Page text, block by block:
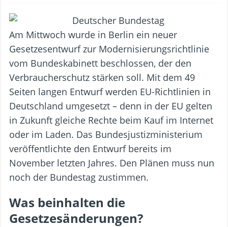
Am Mittwoch wurde in Berlin ein neuer
Gesetzesentwurf zur Modernisierungsrichtlinie
vom Bundeskabinett beschlossen, der den
Verbraucherschutz stärken soll. Mit dem 49
Seiten langen Entwurf werden EU-Richtlinien in
Deutschland umgesetzt – denn in der EU gelten
in Zukunft gleiche Rechte beim Kauf im Internet
oder im Laden. Das Bundesjustizministerium
veröffentlichte den Entwurf bereits im
November letzten Jahres. Den Plänen muss nun
noch der Bundestag zustimmen.
Was beinhalten die
Gesetzesänderungen?